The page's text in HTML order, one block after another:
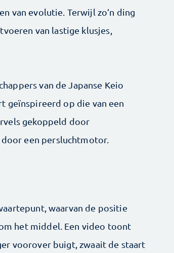
van evolutie. Terwijl zo’n ding
van lastige klusjes,
van de Japanse Keio
geïnspireerd op die van een
gekoppeld door
een persluchtmotor.
waarvan de positie
het middel. Een video toont
voorover buigt, zwaait de staart